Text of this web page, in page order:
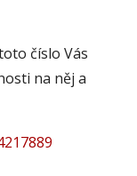
číslo Vás
na něj a